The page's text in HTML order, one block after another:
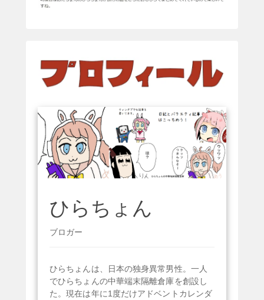
ひらちょん
ブロガー
ひらちょんは、日本の独身異常男性。一人
でひらちょんの中華端末隔離倉庫を創設し
た。現在は年に1度だけアドベントカレンダ